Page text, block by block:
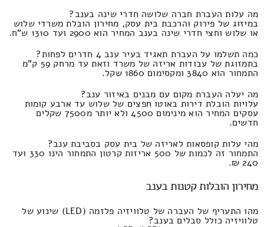
מה עלות העברת חברה שלושה חדרי שינה בענב?
במיזוג של פירוק והרכבת בית עסק, מחירון הובלת משרדי שלוש
או שלוש וחצי חדרי שינה בענב המחיר הוא 2900 ועד 1310 ש"ח.
כמה תשלמו על העברת תאגיד בעיר ענב 4 חדרים לפחות?
בתמזוגת של עבודות אריזה של משרד וזאת עד מרחק 59 ק"מ
התמחור הוא 3840 ומקסימום 1860 שקל.
מה יעלה העברת מקום עם מבנים באיזור ענב?
עלויות הובלת דירות באוטו חפצים של שלוש עד ארבע קומות
עסקים המחיר הוא מינימום 4500 ולא יותר מ7500 שקלים
חדשים.
מהי עלות קופסאות לאריזה של בית עסק בסביבת ענב?
התמחור זה לכמות של 500 אריזות קרטון התמחור הינו 330 ועד
240 ₪.
מחירון הובלות קטנות בענב
מהו התעריף של העברה של טלוויזיה פלזמה (LED) שינוע של
טלוויזיה כולל סבלים בענב?